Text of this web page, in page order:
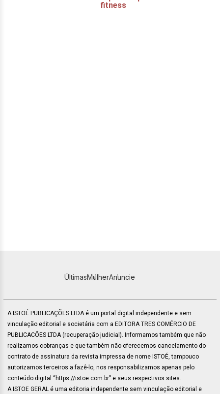
ÚltimasMulherAnuncie
A ISTOÉ PUBLICAÇÕES LTDA é um portal digital independente e sem
vinculação editorial e societária com a EDITORA TRES COMÉRCIO DE
PUBLICACÕES LTDA (recuperação judicial). Informamos também que não
realizamos cobranças e que também não oferecemos cancelamento do
contrato de assinatura da revista impressa de nome ISTOÉ, tampouco
autorizamos terceiros a fazê-lo, nos responsabilizamos apenas pelo
conteúdo digital “https://istoe.com.br” e seus respectivos sites.
A ISTOE GERAL é uma editoria independente sem vinculação editorial e